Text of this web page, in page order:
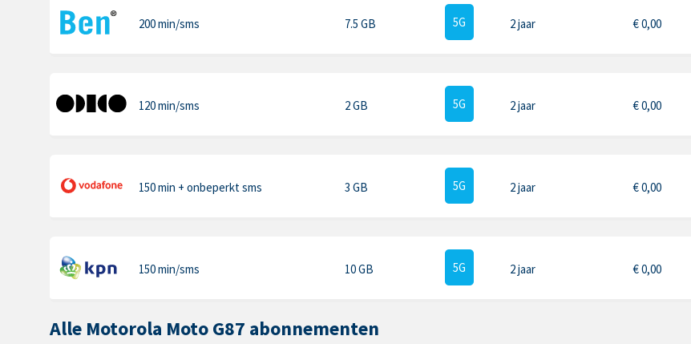
200 min/sms 7.5 GB 5G 2 jaar €0,00
120 min/sms 2 GB 5G 2 jaar €0,00
150 min + onbeperkt sms 3 GB 5G 2 jaar €0,00
150 min/sms 10 GB 5G 2 jaar €0,00
Alle Motorola Moto G87 abonnementen